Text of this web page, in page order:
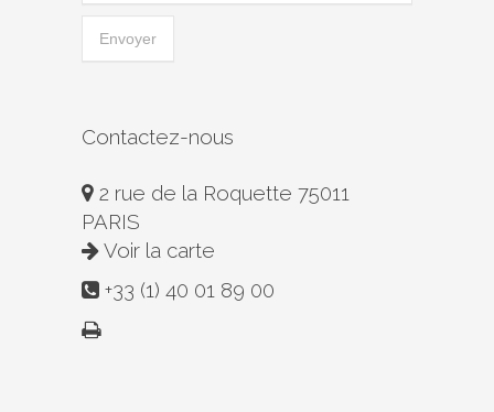
Contactez-nous
2 rue de la Roquette 75011
PARIS
Voir la carte
+33 (1) 40 01 89 00